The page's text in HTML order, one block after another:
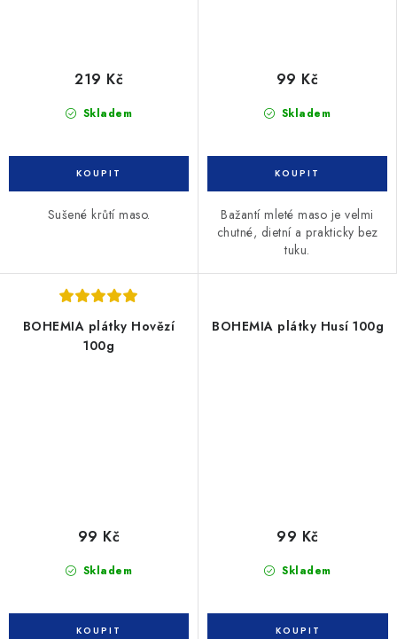
Skladem
219 Kč
Sušené krůtí maso.
Skladem
99 Kč
Bažantí mleté maso je velmi
chutné, dietní a prakticky bez
tuku.
BOHEMIA plátky Hovězí
100g
Skladem
99 Kč
BOHEMIA plátky Husí 100g
Skladem
99 Kč